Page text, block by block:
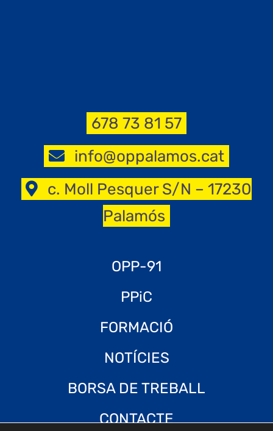
678 73 81 57
info@oppalamos.cat
c. Moll Pesquer S/N – 17230
Palamós
OPP-91
PPiC
FORMACIÓ
NOTÍCIES
BORSA DE TREBALL
CONTACTE